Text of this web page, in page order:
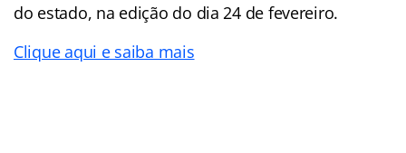
do estado, na edição do dia 24 de fevereiro.
Clique aqui e saiba mais